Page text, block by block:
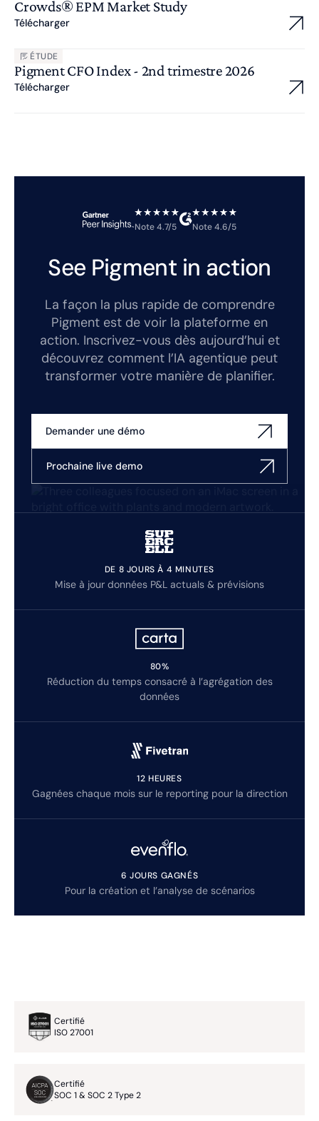
Crowds® EPM Market Study
Télécharger
ÉTUDE
Pigment CFO Index - 2nd trimestre 2026
Télécharger
Note 4.7/5 Note 4.6/5
See Pigment in action
La façon la plus rapide de comprendre
Pigment est de voir la plateforme en
action. Inscrivez-vous dès aujourd’hui et
découvrez comment l’IA agentique peut
transformer votre manière de planifier.
Demander une démo
Prochaine live demo
DE 8 JOURS À 4 MINUTES
Mise à jour données P&L actuals & prévisions
80%
Réduction du temps consacré à l’agrégation des
données
12 HEURES
Gagnées chaque mois sur le reporting pour la direction
6 JOURS GAGNÉS
Pour la création et l’analyse de scénarios
Certifié
ISO 27001
Certifié
SOC 1 & SOC 2 Type 2